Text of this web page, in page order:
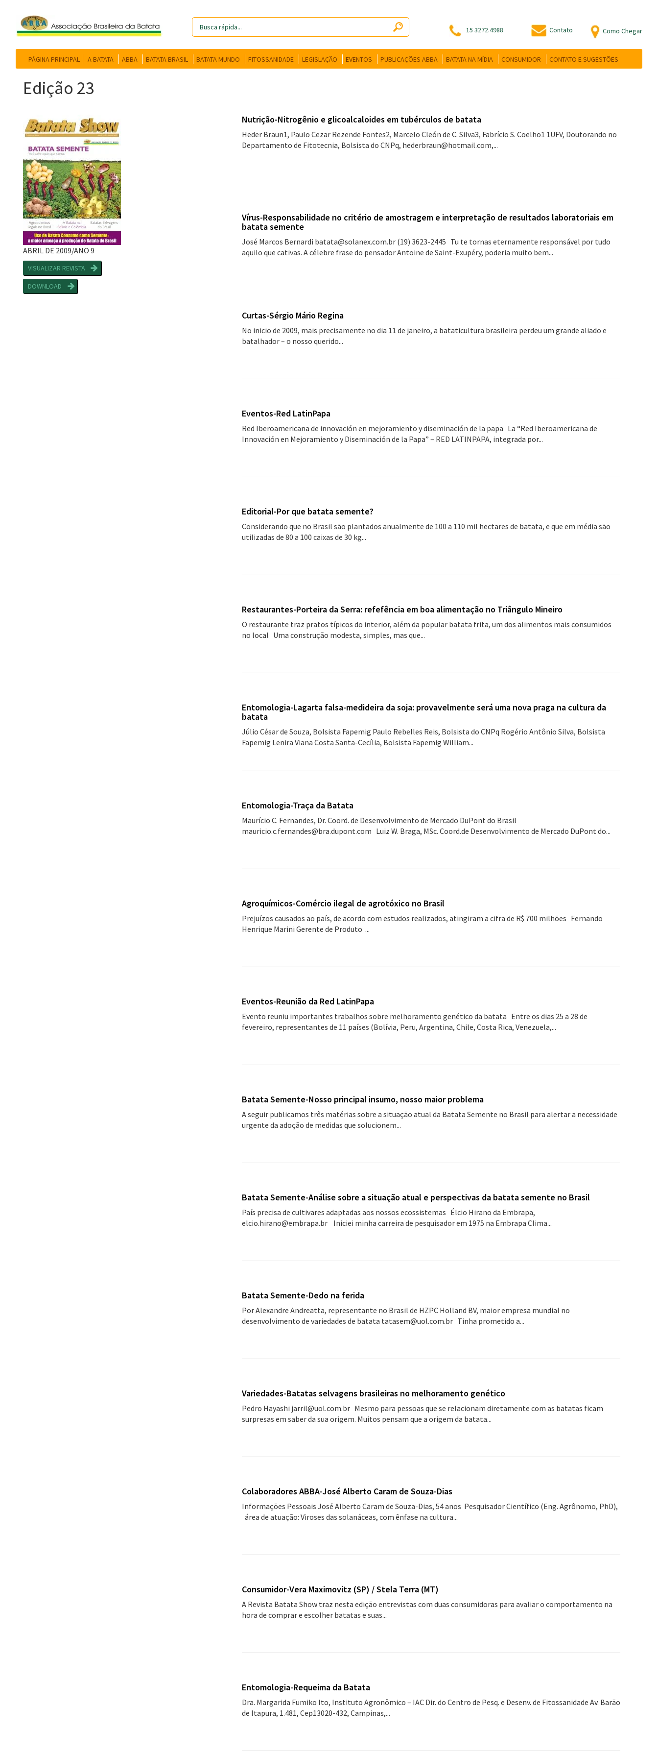
15 3272.4988 Contato Como Chegar
PÁGINA PRINCIPAL A BATATA ABBA BATATA BRASIL BATATA MUNDO FITOSSANIDADE LEGISLAÇÃO EVENTOS PUBLICAÇÕES ABBA BATATA NA MÍDIA CONSUMIDOR CONTATO E SUGESTÕES
Edição 23
ABRIL DE 2009/ANO 9
VISUALIZAR REVISTA
DOWNLOAD
Nutrição-Nitrogênio e glicoalcaloides em tubérculos de batata
Heder Braun1, Paulo Cezar Rezende Fontes2, Marcelo Cleón de C. Silva3, Fabrício S. Coelho1 1UFV, Doutorando no
Departamento de Fitotecnia, Bolsista do CNPq, hederbraun@hotmail.com,...
Vírus-Responsabilidade no critério de amostragem e interpretação de resultados laboratoriais em
batata semente
José Marcos Bernardi batata@solanex.com.br (19) 3623-2445 Tu te tornas eternamente responsável por tudo
aquilo que cativas. A célebre frase do pensador Antoine de Saint-Exupéry, poderia muito bem...
Curtas-Sérgio Mário Regina
No inicio de 2009, mais precisamente no dia 11 de janeiro, a bataticultura brasileira perdeu um grande aliado e
batalhador – o nosso querido...
Eventos-Red LatinPapa
Red Iberoamericana de innovación en mejoramiento y diseminación de la papa La “Red Iberoamericana de
Innovación en Mejoramiento y Diseminación de la Papa” – RED LATINPAPA, integrada por...
Editorial-Por que batata semente?
Considerando que no Brasil são plantados anualmente de 100 a 110 mil hectares de batata, e que em média são
utilizadas de 80 a 100 caixas de 30 kg...
Restaurantes-Porteira da Serra: refefência em boa alimentação no Triângulo Mineiro
O restaurante traz pratos típicos do interior, além da popular batata frita, um dos alimentos mais consumidos
no local Uma construção modesta, simples, mas que...
Entomologia-Lagarta falsa-medideira da soja: provavelmente será uma nova praga na cultura da
batata
Júlio César de Souza, Bolsista Fapemig Paulo Rebelles Reis, Bolsista do CNPq Rogério Antônio Silva, Bolsista
Fapemig Lenira Viana Costa Santa-Cecília, Bolsista Fapemig William...
Entomologia-Traça da Batata
Maurício C. Fernandes, Dr. Coord. de Desenvolvimento de Mercado DuPont do Brasil
mauricio.c.fernandes@bra.dupont.com Luiz W. Braga, MSc. Coord.de Desenvolvimento de Mercado DuPont do...
Agroquímicos-Comércio ilegal de agrotóxico no Brasil
Prejuízos causados ao país, de acordo com estudos realizados, atingiram a cifra de R$ 700 milhões Fernando
Henrique Marini Gerente de Produto ...
Eventos-Reunião da Red LatinPapa
Evento reuniu importantes trabalhos sobre melhoramento genético da batata Entre os dias 25 a 28 de
fevereiro, representantes de 11 países (Bolívia, Peru, Argentina, Chile, Costa Rica, Venezuela,...
Batata Semente-Nosso principal insumo, nosso maior problema
A seguir publicamos três matérias sobre a situação atual da Batata Semente no Brasil para alertar a necessidade
urgente da adoção de medidas que solucionem...
Batata Semente-Análise sobre a situação atual e perspectivas da batata semente no Brasil
País precisa de cultivares adaptadas aos nossos ecossistemas Élcio Hirano da Embrapa,
elcio.hirano@embrapa.br Iniciei minha carreira de pesquisador em 1975 na Embrapa Clima...
Batata Semente-Dedo na ferida
Por Alexandre Andreatta, representante no Brasil de HZPC Holland BV, maior empresa mundial no
desenvolvimento de variedades de batata tatasem@uol.com.br Tinha prometido a...
Variedades-Batatas selvagens brasileiras no melhoramento genético
Pedro Hayashi jarril@uol.com.br Mesmo para pessoas que se relacionam diretamente com as batatas ficam
surpresas em saber da sua origem. Muitos pensam que a origem da batata...
Colaboradores ABBA-José Alberto Caram de Souza-Dias
Informações Pessoais José Alberto Caram de Souza-Dias, 54 anos Pesquisador Científico (Eng. Agrônomo, PhD),
área de atuação: Viroses das solanáceas, com ênfase na cultura...
Consumidor-Vera Maximovitz (SP) / Stela Terra (MT)
A Revista Batata Show traz nesta edição entrevistas com duas consumidoras para avaliar o comportamento na
hora de comprar e escolher batatas e suas...
Entomologia-Requeima da Batata
Dra. Margarida Fumiko Ito, Instituto Agronômico – IAC Dir. do Centro de Pesq. e Desenv. de Fitossanidade Av. Barão
de Itapura, 1.481, Cep13020-432, Campinas,...